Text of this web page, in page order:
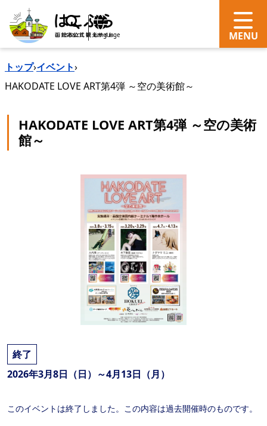
search Language
トップ›イベント›
HAKODATE LOVE ART第4弾 ～空の美術館～
HAKODATE LOVE ART第4弾 ～空の美術
館～
終了
2026年3月8日（日）～4月13日（月）
このイベントは終了しました。この内容は過去開催時のものです。